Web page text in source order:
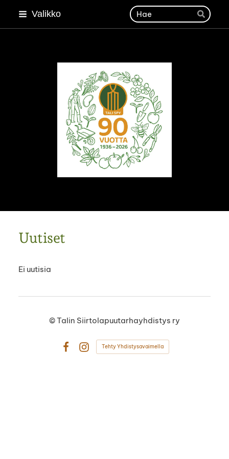
Siirry
Valikko Haku
Hae
Talin
Uutiset
Ei uutisia
©Talin Siirtolapuutarhayhdistys ry
Tehty Yhdistysavaimella